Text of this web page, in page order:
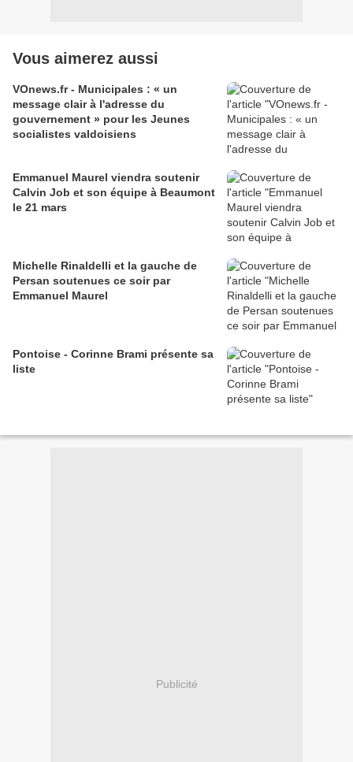
Vous aimerez aussi
VOnews.fr - Municipales : « un
message clair à l'adresse du
gouvernement » pour les Jeunes
socialistes valdoisiens
Emmanuel Maurel viendra soutenir
Calvin Job et son équipe à Beaumont
le 21 mars
Michelle Rinaldelli et la gauche de
Persan soutenues ce soir par
Emmanuel Maurel
Pontoise - Corinne Brami présente sa
liste
Publicité